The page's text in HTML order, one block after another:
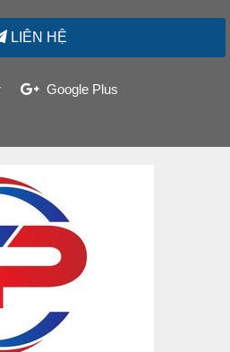
LIÊN HỆ
Google Plus